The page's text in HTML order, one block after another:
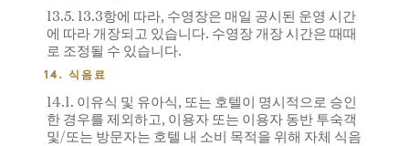
13.5. 13.3항에 따라, 수영장은 매일 공시된 운영 시간
에 따라 개장되고 있습니다. 수영장 개장 시간은 때때
로 조정될 수 있습니다.
14. 식음료
14.1. 이유식 및 유아식, 또는 호텔이 명시적으로 승인
한 경우를 제외하고, 이용자 또는 이용자 동반 투숙객
및/또는 방문자는 호텔 내 소비 목적을 위해 자체 식음